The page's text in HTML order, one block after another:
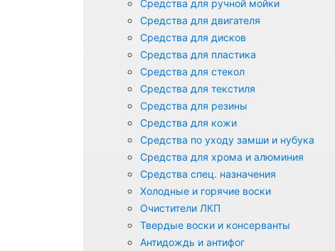
Средства для ручной мойки
Средства для двигателя
Средства для дисков
Средства для пластика
Средства для стекол
Средства для текстиля
Средства для резины
Средства для кожи
Средства по уходу замши и нубука
Средства для хрома и алюминия
Средства спец. назначения
Холодные и горячие воски
Очистители ЛКП
Твердые воски и консерванты
Антидождь и антифог